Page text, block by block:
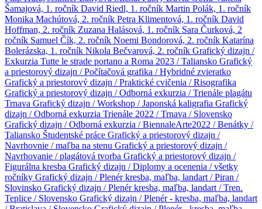
Šamajová, 1. ročník David Riedl, 1. ročník Martin Polák, 1. ročník
Monika Machútová, 2. ročník Petra Klimentová, 1. ročník David
Hoffman, 2. ročník Zuzana Halásová, 1. ročník Sara Čurková, 2
ročník Samuel Čík, 2. ročník Noemi Bondorová, 2. ročník Katarína
Bolerázska, 1. ročník Nikola Bečvarová, 2. ročník Grafický dizajn /
Exkurzia Tutte le strade portano a Roma 2023 / Taliansko Grafický
a priestorový dizajn / Počítačová grafika / Hybridné zvieratko
Grafický a priestorový dizajn / Praktické cvičenia / Risografika
Grafický a priestorový dizajn / Odborná exkurzia / Trienále plagátu
Trnava Grafický dizajn / Workshop / Japonská kaligrafia Grafický
dizajn / Odborná exkurzia Trienále 2022 / Trnava / Slovensko
Grafický dizajn / Odborná exkurzia / BiennaleArte2022 / Benátky /
Taliansko Študentské práce Grafický a priestorový dizajn /
Navrhovnie / maľba na stenu Grafický a priestorový dizajn /
Navrhovanie / plagátová tvorba Grafický a priestorový dizajn /
Figurálna kresba Grafický dizajn / Diplomy a ocenenia / všetky
ročníky Grafický dizajn / Plenér kresba, maľba, landart / Piran /
Slovinsko Grafický dizajn / Plenér kresba, maľba, landart / Tren.
Teplice / Slovensko Grafický dizajn / Plenér - kresba, maľba, landart